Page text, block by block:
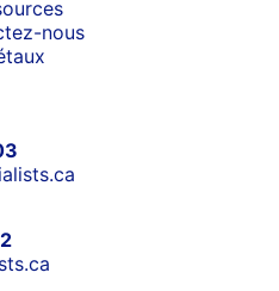
nous